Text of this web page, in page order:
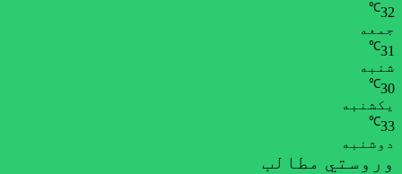
32
℃
جمعه
31
℃
شنبه
30
℃
یکشنبه
33
℃
دوشنبه
وروستي مطالب